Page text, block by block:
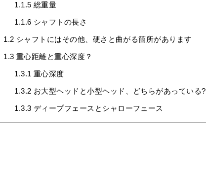
1.1.5 総重量
1.1.6 シャフトの長さ
1.2 シャフトにはその他、硬さと曲がる箇所があります
1.3 重心距離と重心深度？
1.3.1 重心深度
1.3.2 お大型ヘッドと小型ヘッド、どちらがあっている?
1.3.3 ディープフェースとシャローフェース